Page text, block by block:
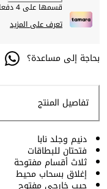
قسمها على 4 دفعات شهرية بقيمة
تعرف على المزيد
بحاجة إلى مساعدة؟
تفاصيل المنتج
دنيم وجلد نابا
فتحتان للبطاقات
ثلاث أقسام مفتوحة
إغلاق بسحاب محيط
جيب خارجي مفتوح